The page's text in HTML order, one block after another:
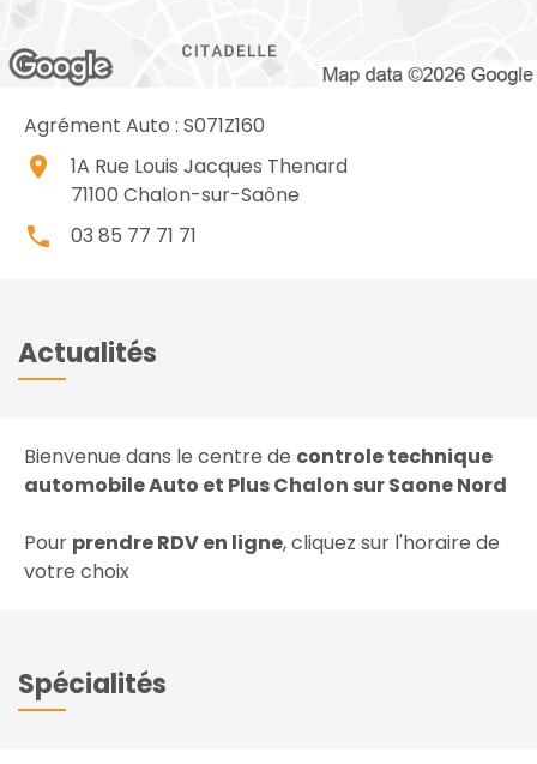
Agrément Auto : S071Z160
place
1A Rue Louis Jacques Thenard
71100 Chalon-sur-Saône
local_phone 03 85 77 71 71
Actualités
Bienvenue dans le centre de controle technique
automobile Auto et Plus Chalon sur Saone Nord
Pour prendre RDV en ligne, cliquez sur l'horaire de
votre choix
Spécialités